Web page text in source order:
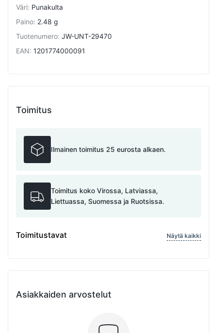
Väri: Punakulta
Paino: 2.48 g
Tuotenumero: JW-UNT-29470
EAN: 1201774000091
Toimitus
Ilmainen toimitus 25 eurosta alkaen.
Toimitus koko Virossa, Latviassa,
Liettuassa, Suomessa ja Ruotsissa.
Toimitustavat Näytä kaikki
Asiakkaiden arvostelut